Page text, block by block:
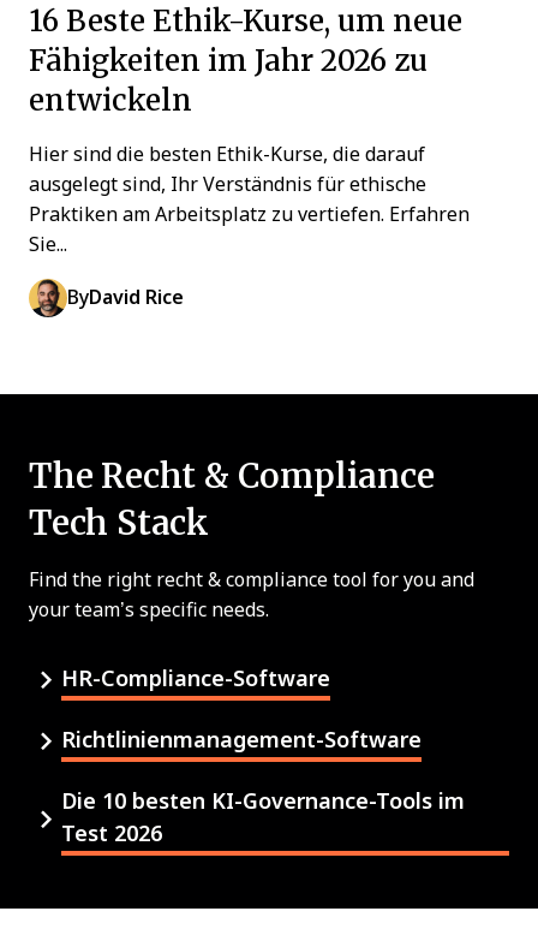
16 Beste Ethik-Kurse, um neue
Fähigkeiten im Jahr 2026 zu
entwickeln
Hier sind die besten Ethik-Kurse, die darauf
ausgelegt sind, Ihr Verständnis für ethische
Praktiken am Arbeitsplatz zu vertiefen. Erfahren
Sie...
ByDavid Rice
The Recht & Compliance
Tech Stack
Find the right recht & compliance tool for you and
your team’s specific needs.
HR-Compliance-Software
Richtlinienmanagement-Software
Die 10 besten KI-Governance-Tools im
Test 2026